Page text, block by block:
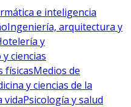
e inteligencia
Ingeniería, arquitectura y
y
ciencias
físicasMedios de
y ciencias de la
vidaPsicología y salud